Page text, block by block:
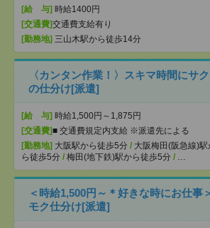
[給 与] 時給1400円
[交通費]交通費支給有り
[勤務地] 三山木駅から徒歩14分
〈カンタン作業！〉スキマ時間にサ
の仕分け[派遣]
[給 与] 時給1,500円～1,875円
[交通費]■ 交通費規定内支給 ※派遣先による
[勤務地] 大阪駅から徒歩5分 / 大阪梅田(阪急線)駅
ら徒歩5分 / 梅田(地下鉄)駅から徒歩5分 / …
＜時給1,500円～＊好きな時にお仕事
モク仕分け[派遣]